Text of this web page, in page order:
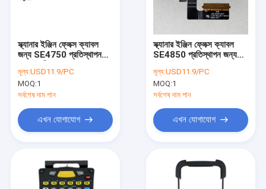
আমাদের সাথে যোগাযোগ করুন
উদ্ধৃতির জন্য আবেদন
জেব্রা মোবাইল কম্পিউটার
স্ক্যানার ইঞ্জিন ফ্লেক্স ক্যাবল
জন্য SE4750 প্রতিস্থাপন
MC930B-G
মূল্য:USD11.9/PC
MOQ:1
সর্বশেষ দাম পান
এখন যোগাযোগ
স্ক্যানার ইঞ্জিন ফ্লেক্স ক্যাবল
SE4850 প্রতিস্থাপন জন্য
MC930B-G
মূল্য:USD11.9/PC
MOQ:1
সর্বশেষ দাম পান
এখন যোগাযোগ